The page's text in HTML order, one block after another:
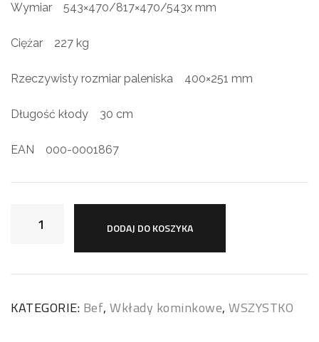
Wymiar 543×470/817×470/543x mm
Ciężar 227 kg
Rzeczywisty rozmiar paleniska 400×251 mm
Długość kłody 30 cm
EAN 000-0001867
DODAJ DO KOSZYKA
KATEGORIE: Bef, Wkłady kominkowe, WSZYSTKO